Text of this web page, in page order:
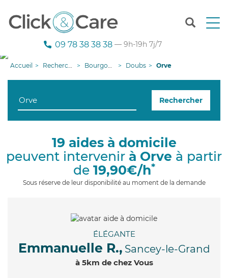
T
n
g
i
09 78 38 38 38 — 9h-19h 7j/7
Accueil Recherche aide à domicile Bourgogne-Franche-Comté Doubs Orve
Rechercher
19 aides à domicile
peuvent intervenir à Orve à partir
de 19,90€/h*
Sous réserve de leur disponibilité au moment de la demande
ÉLÉGANTE
Emmanuelle R., Sancey-le-Grand
à 5km de chez Vous